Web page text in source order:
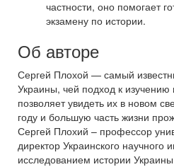
частности, оно помогает
экзамену по истории.
Об авторе
Сергей Плохой — самый
Украины, чей подход к
позволяет увидеть их в новом
году и большую часть жизни
Сергей Плохий – профессор
директор Украинского научного
исследованием истории